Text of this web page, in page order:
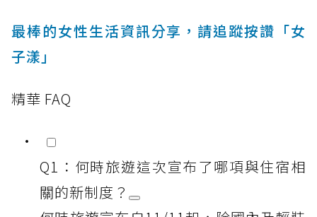
最棒的女性生活資訊分享，請追蹤按讚「女
子漾」
精華 FAQ
Q1：何時旅遊這次宣布了哪項與住宿相
關的新制度？